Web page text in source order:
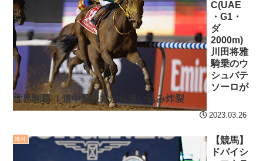
タンナイト 第43話 ………父
を唆し、妹を誑かし、偽り
の王の野望の為に………
クレバテスⅡ-魔獣の王と
偽りの勇者伝承- 第4話 感
想：敵を探すよりトアの書
を餌に誘き出す作戦！
もはこの絵の意味がすぐに
分からないらしい
Ｗ杯１次Ｌ敗退の韓国 議員
が「なぜ負けたのか？」ソ
ン・フンミン先発落ちは
「監督の報復」
すまん熊本やがコンビニ
に食品も水もない
ディズニーが「大課金時
ンパスがどれもこれも1500
円の課金チケに
C(UAE
・G1・
ダ
2000m)
川田将雅
騎乗のウ
シュバテ
ソーロが
世界制覇 ！道中最後方から追い込み炸裂
2023.03.26
海外
【競馬】
ドバイシ